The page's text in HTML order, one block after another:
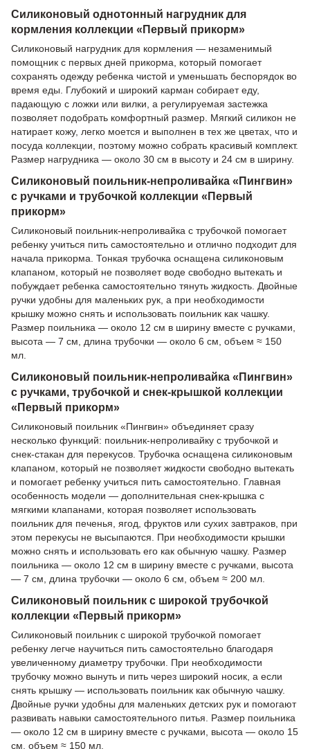
Силиконовый однотонный нагрудник для
кормления коллекции «Первый прикорм»
Силиконовый нагрудник для кормления — незаменимый
помощник с первых дней прикорма, который помогает
сохранять одежду ребенка чистой и уменьшать беспорядок во
время еды. Глубокий и широкий карман собирает еду,
падающую с ложки или вилки, а регулируемая застежка
позволяет подобрать комфортный размер. Мягкий силикон не
натирает кожу, легко моется и выполнен в тех же цветах, что и
посуда коллекции, поэтому можно собрать красивый комплект.
Размер нагрудника — около 30 см в высоту и 24 см в ширину.
Силиконовый поильник-непроливайка «Пингвин»
с ручками и трубочкой коллекции «Первый
прикорм»
Силиконовый поильник-непроливайка с трубочкой помогает
ребенку учиться пить самостоятельно и отлично подходит для
начала прикорма. Тонкая трубочка оснащена силиконовым
клапаном, который не позволяет воде свободно вытекать и
побуждает ребенка самостоятельно тянуть жидкость. Двойные
ручки удобны для маленьких рук, а при необходимости
крышку можно снять и использовать поильник как чашку.
Размер поильника — около 12 см в ширину вместе с ручками,
высота — 7 см, длина трубочки — около 6 см, объем ≈ 150
мл.
Силиконовый поильник-непроливайка «Пингвин»
с ручками, трубочкой и снек-крышкой коллекции
«Первый прикорм»
Силиконовый поильник «Пингвин» объединяет сразу
несколько функций: поильник-непроливайку с трубочкой и
снек-стакан для перекусов. Трубочка оснащена силиконовым
клапаном, который не позволяет жидкости свободно вытекать
и помогает ребенку учиться пить самостоятельно. Главная
особенность модели — дополнительная снек-крышка с
мягкими клапанами, которая позволяет использовать
поильник для печенья, ягод, фруктов или сухих завтраков, при
этом перекусы не высыпаются. При необходимости крышки
можно снять и использовать его как обычную чашку. Размер
поильника — около 12 см в ширину вместе с ручками, высота
— 7 см, длина трубочки — около 6 см, объем ≈ 200 мл.
Силиконовый поильник с широкой трубочкой
коллекции «Первый прикорм»
Силиконовый поильник с широкой трубочкой помогает
ребенку легче научиться пить самостоятельно благодаря
увеличенному диаметру трубочки. При необходимости
трубочку можно вынуть и пить через широкий носик, а если
снять крышку — использовать поильник как обычную чашку.
Двойные ручки удобны для маленьких детских рук и помогают
развивать навыки самостоятельного питья. Размер поильника
— около 12 см в ширину вместе с ручками, высота — около 15
см, объем ≈ 150 мл.